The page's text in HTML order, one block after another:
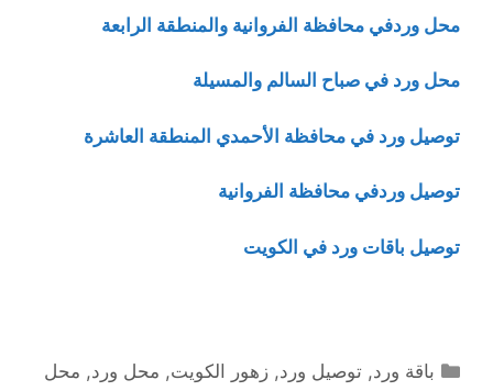
محل وردفي محافظة الفروانية والمنطقة الرابعة
محل ورد في صباح السالم والمسيلة
توصيل ورد في محافظة الأحمدي المنطقة العاشرة
توصيل وردفي محافظة الفروانية
توصيل باقات ورد في الكويت
التصنيفات
باقة ورد,توصيل ورد,زهور الكويت, محل ورد, محل